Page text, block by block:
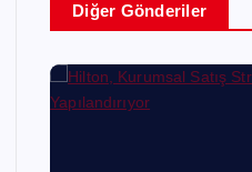
Diğer Gönderiler